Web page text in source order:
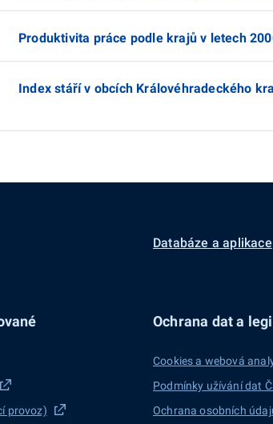
Produktivita práce podle krajů v letech
Index stáří v obcích Královéhradeckého
Databáze a aplikace
provoz)
Ochrana dat a
Cookies a webová
Podmínky užívání dat
Ochrana osobních